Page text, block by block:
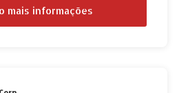
mais informações